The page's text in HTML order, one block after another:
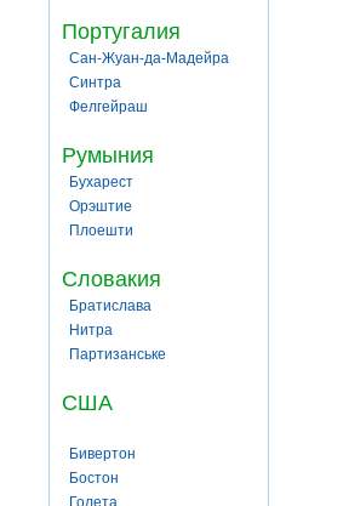
Португалия
Сан-Жуан-да-Мадейра
Синтра
Фелгейраш
Румыния
Бухарест
Орэштие
Плоешти
Словакия
Братислава
Нитра
Партизанське
США
Бивертон
Бостон
Голета